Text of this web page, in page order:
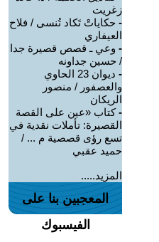
زغريت
- حكاياتْ تَكاد تُنسى / فلاح
العيفاري
- وعي ـ قصص قصيرة جدا
/ حسين جداونه
-
ديوان 23 الحاوي
والعصفور / منصور
الريكان
-كتاب «عين على القصة
القصيرة: تأملات نقدية في
تسع رؤى قصصية م ... /
حميد عقبي
المزيد.....
المعجبين بنا على
الفيسبوك